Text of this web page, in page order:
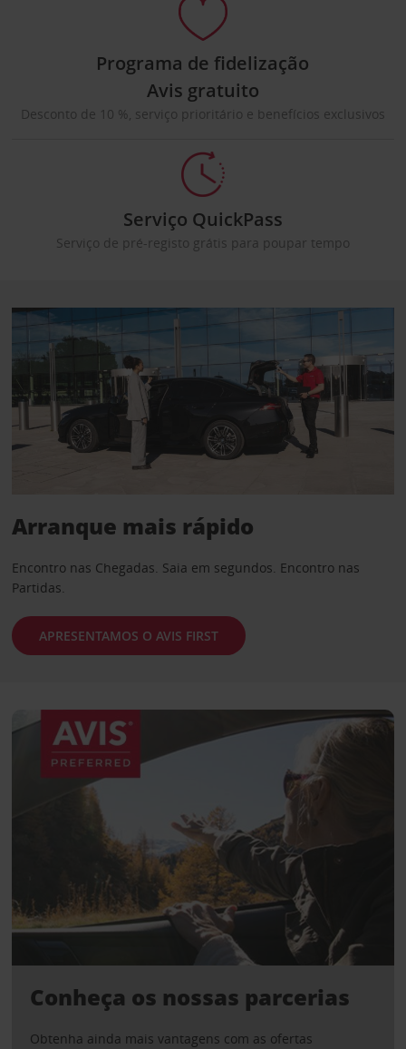
Programa de fidelização
Avis gratuito
Desconto de 10 %, serviço prioritário e benefícios exclusivos
Serviço QuickPass
Serviço de pré-registo grátis para poupar tempo
Arranque mais rápido
Encontro nas Chegadas. Saia em segundos. Encontro nas
Partidas.
APRESENTAMOS O AVIS FIRST
Conheça os nossas parcerias
Obtenha ainda mais vantagens com as ofertas